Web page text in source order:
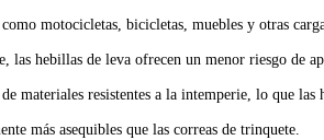
motocicletas, bicicletas, muebles y otras
las hebillas de leva ofrecen un menor riesgo de
materiales resistentes a la intemperie, lo que las
más asequibles que las correas de trinquete.